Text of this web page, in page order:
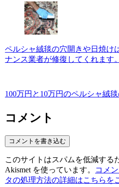
ペルシャ絨毯の穴開きや日焼け
ナンス業者が修復してくれます。
100万円と10万円のペルシャ絨
コメント
コメントを書き込む
このサイトはスパムを低減する
Akismet を使っています。
コメ
タの処理方法の詳細はこちらを